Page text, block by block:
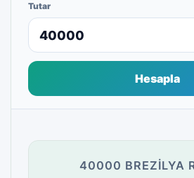
Tutar
Hesapla
40000 BREZILYA